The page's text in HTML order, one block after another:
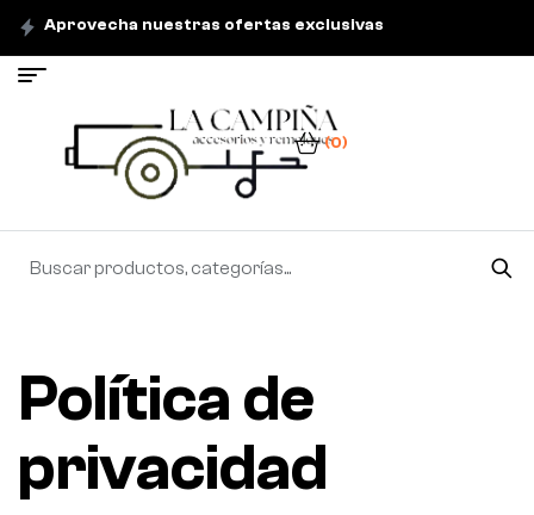
Aprovecha nuestras ofertas exclusivas
(0)
Política de
privacidad